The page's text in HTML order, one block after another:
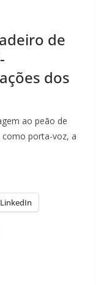
de
dos
ao peão de
porta-voz, a
LinkedIn